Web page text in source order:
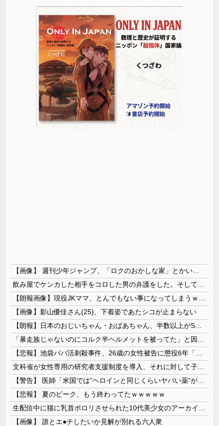
【画像】影山優佳さん(25)、下着姿であたシコが止まらない
【悲報】 夏のピーク、もう終わってたｗｗｗｗｗ
【画像】 誰とエ●チしたいか見解が別れる六人衆